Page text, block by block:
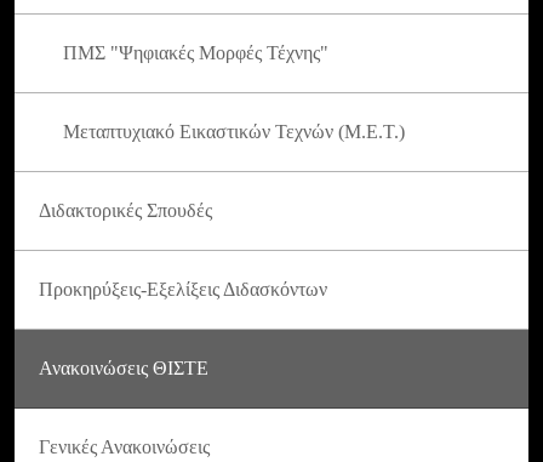
ΠΜΣ "Ψηφιακές Μορφές Τέχνης"
Μεταπτυχιακό Εικαστικών Τεχνών (Μ.Ε.Τ.)
Διδακτορικές Σπουδές
Προκηρύξεις-Εξελίξεις Διδασκόντων
Ανακοινώσεις ΘΙΣΤΕ
Γενικές Ανακοινώσεις